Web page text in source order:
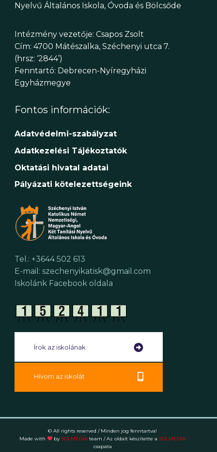
Nyelvű Általános Iskola, Óvoda és Bölcsőde
Intézmény vezetője: Csapos Zsolt
Cím: 4700 Mátészalka, Széchenyi utca 7.
(hrsz: ‘2844’)
Fenntartó: Debrecen-Nyíregyházi
Egyházmegye
Fontos információk:
Adatvédelmi-szabályzat
Adatkezelési Tájékoztatók
Oktatási hivatal adatai
Pályázati kötelezettségeink
Tel.: +3644 502 613
E-mail: szechenyikatisk@gmail.com
Iskolánk Facebook oldala
Írok az iskolának
Hívom az iskolát
© All rights reserved / Minden jog fenntartva!
Made with
by SOLMEDIA team / Az oldalt készítette a SOLMEDIA
csapata